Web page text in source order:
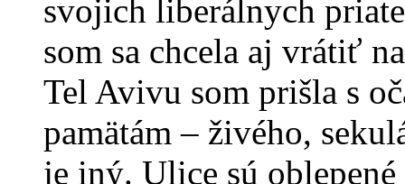
svojich liberálnych
som sa chcela aj vrátiť
Tel Avivu som prišla s
pamätám – živého,
je iný. Ulice sú